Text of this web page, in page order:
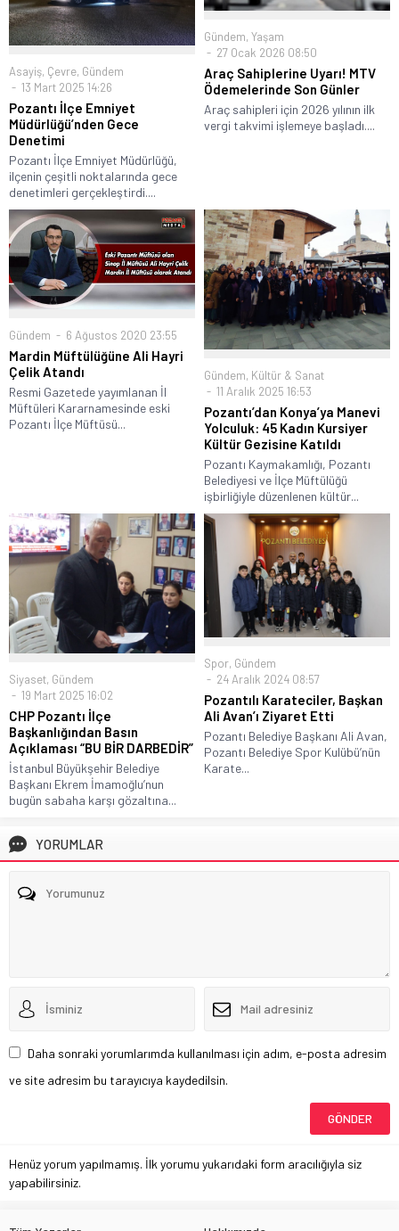
Asayiş, Çevre, Gündem
13 Mart 2025 14:26
Pozantı İlçe Emniyet
Müdürlüğü’nden Gece
Denetimi
Pozantı İlçe Emniyet Müdürlüğü,
ilçenin çeşitli noktalarında gece
denetimleri gerçekleştirdi....
Gündem, Yaşam
27 Ocak 2026 08:50
Araç Sahiplerine Uyarı! MTV
Ödemelerinde Son Günler
Araç sahipleri için 2026 yılının ilk
vergi takvimi işlemeye başladı....
Gündem 6 Ağustos 2020 23:55
Mardin Müftülüğüne Ali Hayri
Çelik Atandı
Resmi Gazetede yayımlanan İl
Müftüleri Kararnamesinde eski
Pozantı İlçe Müftüsü...
Gündem, Kültür & Sanat
11 Aralık 2025 16:53
Pozantı’dan Konya’ya Manevi
Yolculuk: 45 Kadın Kursiyer
Kültür Gezisine Katıldı
Pozantı Kaymakamlığı, Pozantı
Belediyesi ve İlçe Müftülüğü
işbirliğiyle düzenlenen kültür...
Siyaset, Gündem
19 Mart 2025 16:02
CHP Pozantı İlçe
Başkanlığından Basın
Açıklaması “BU BİR DARBEDİR”
İstanbul Büyükşehir Belediye
Başkanı Ekrem İmamoğlu’nun
bugün sabaha karşı gözaltına...
Spor, Gündem
24 Aralık 2024 08:57
Pozantılı Karateciler, Başkan
Ali Avan’ı Ziyaret Etti
Pozantı Belediye Başkanı Ali Avan,
Pozantı Belediye Spor Kulübü’nün
Karate...
YORUMLAR
Daha sonraki yorumlarımda kullanılması için adım, e-posta adresim
ve site adresim bu tarayıcıya kaydedilsin.
Henüz yorum yapılmamış. İlk yorumu yukarıdaki form aracılığıyla siz
yapabilirsiniz.